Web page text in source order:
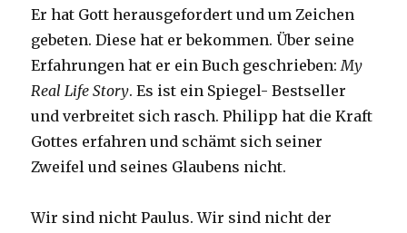
Er hat Gott herausgefordert und um Zeichen
gebeten. Diese hat er bekommen. Über seine
Erfahrungen hat er ein Buch geschrieben:My
Real Life Story. Es ist ein Spiegel- Bestseller
und verbreitet sich rasch. Philipp hat die Kraft
Gottes erfahren und schämt sich seiner
Zweifel und seines Glaubens nicht.
Wir sind nicht Paulus. Wir sind nicht der